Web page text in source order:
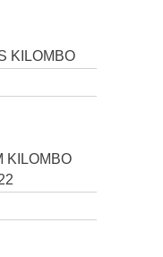
KILOMBO
KILOMBO